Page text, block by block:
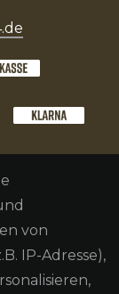
von
IP-Adresse),